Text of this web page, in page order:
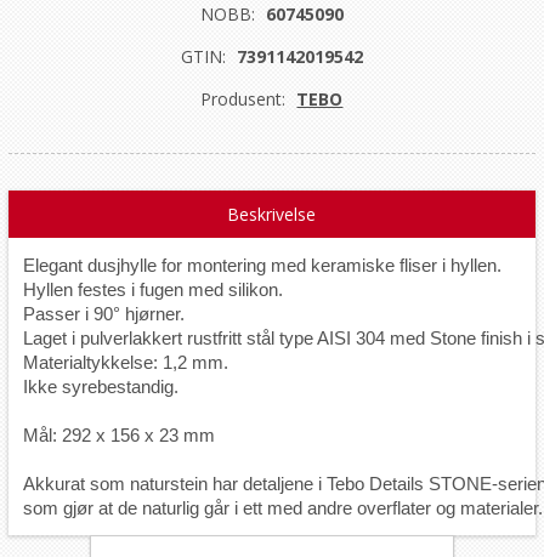
NOBB: 60745090
GTIN: 7391142019542
Produsent: TEBO
Beskrivelse
Elegant dusjhylle for montering med keramiske fliser i hyllen.
Hyllen festes i fugen med silikon.
Passer i 90° hjørner.
Laget i pulverlakkert rustfritt stål type AISI 304 med Stone finish i
Materialtykkelse: 1,2 mm.
Ikke syrebestandig.
Mål: 292 x 156 x 23 mm
Akkurat som naturstein har detaljene i Tebo Details STONE-
som gjør at de naturlig går i ett med andre overflater og materialer.